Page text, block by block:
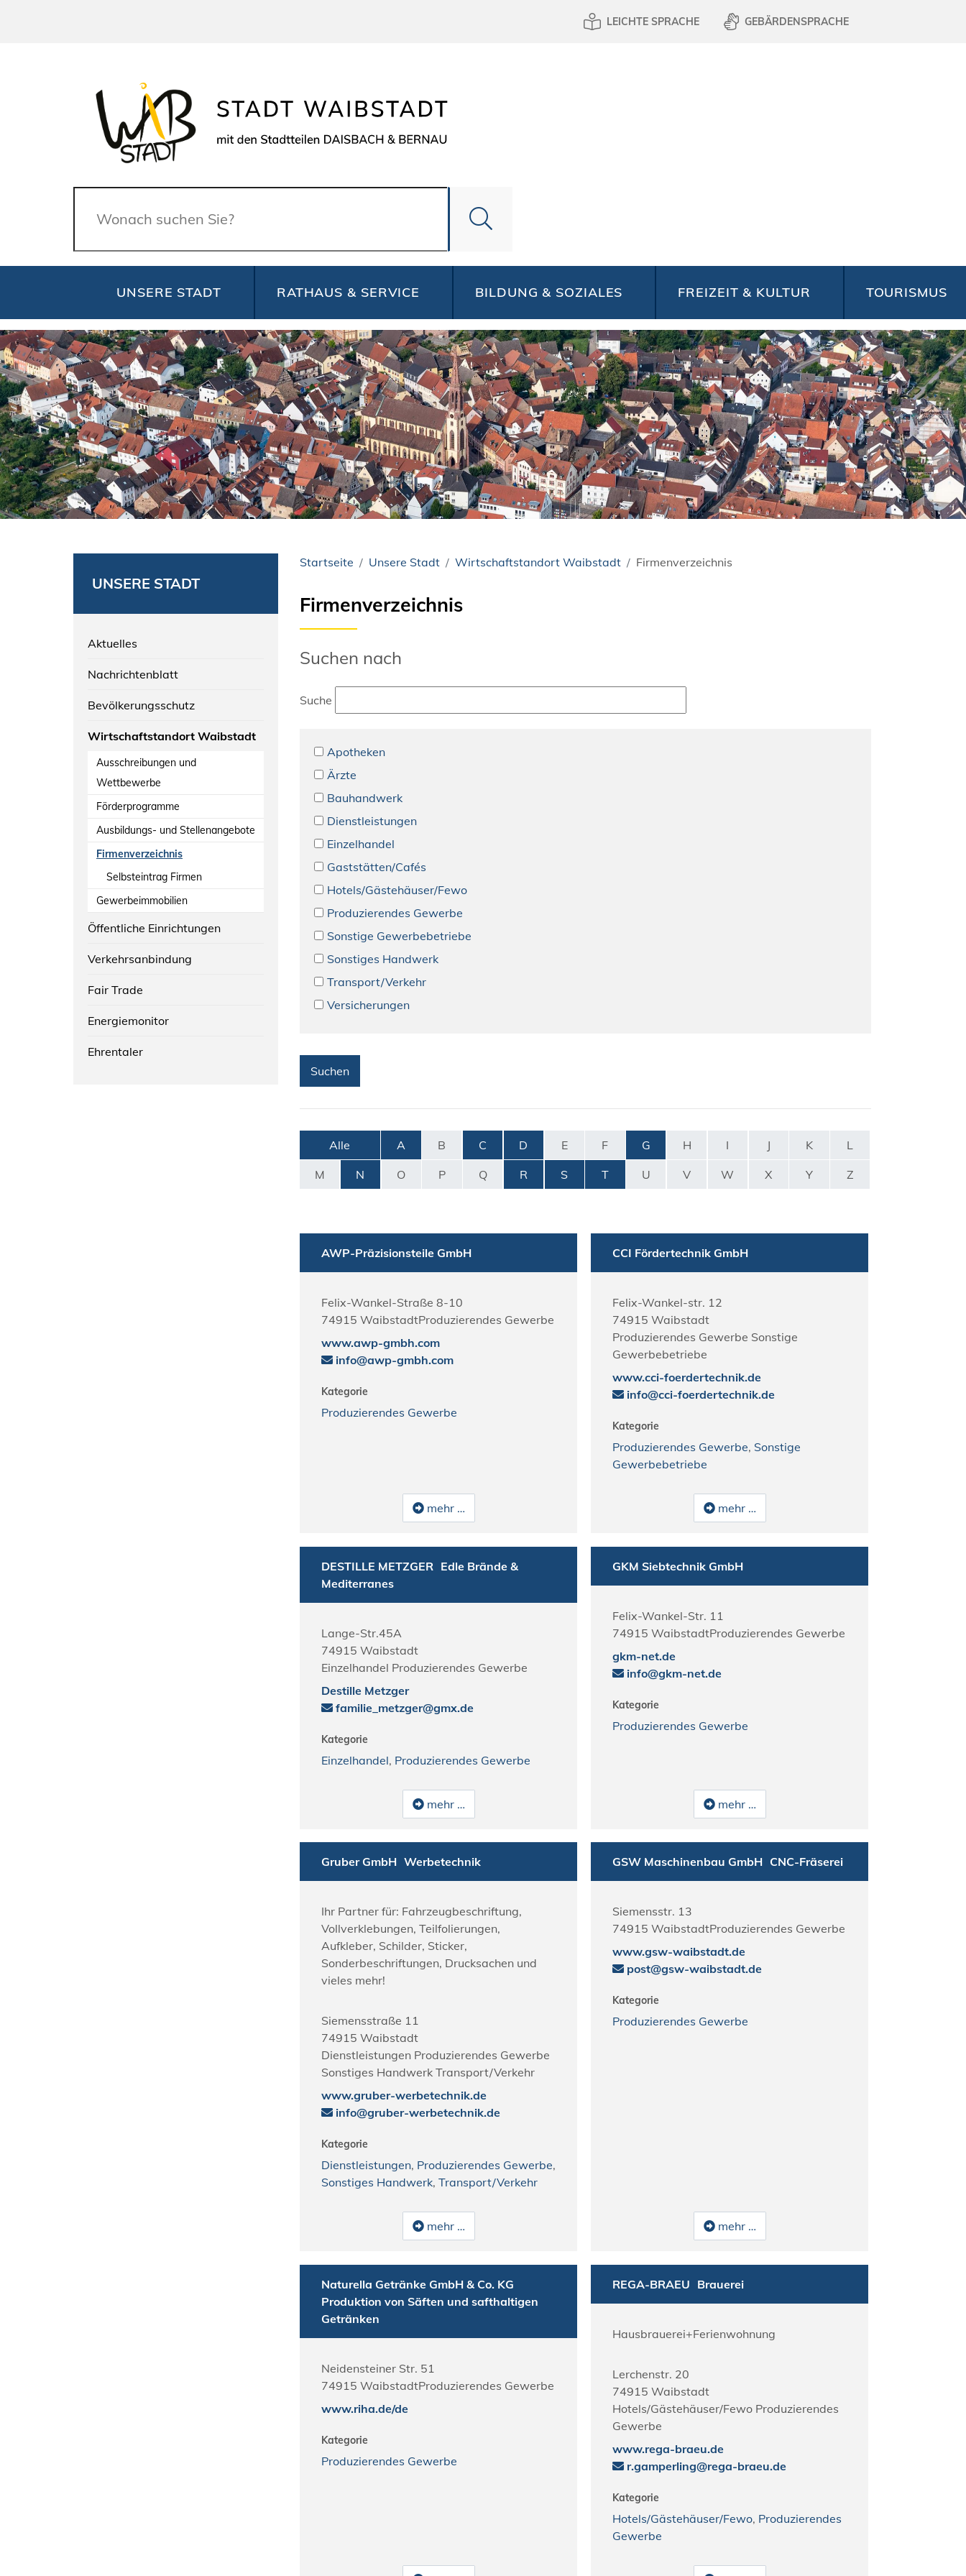
LEICHTE SPRACHE GEBÄRDENSPRACHE
Suche
UNSERE STADT RATHAUS & SERVICE BILDUNG & SOZIALES FREIZEIT & KULTUR TOURISMUS
UNSERE STADT
Aktuelles
Nachrichtenblatt
Bevölkerungsschutz
Wirtschaftstandort Waibstadt
Ausschreibungen und
Wettbewerbe
Förderprogramme
Ausbildungs- und Stellenangebote
Firmenverzeichnis
Selbsteintrag Firmen
Gewerbeimmobilien
Öffentliche Einrichtungen
Verkehrsanbindung
Fair Trade
Energiemonitor
Ehrentaler
Startseite Unsere Stadt Wirtschaftstandort Waibstadt Firmenverzeichnis
Firmenverzeichnis
Suchen nach
Suche
Apotheken
Ärzte
Bauhandwerk
Dienstleistungen
Einzelhandel
Gaststätten/Cafés
Hotels/Gästehäuser/Fewo
Produzierendes Gewerbe
Sonstige Gewerbebetriebe
Sonstiges Handwerk
Transport/Verkehr
Versicherungen
Alle A B C D E F G H I J K L
M N O P Q R S T U V W X Y Z
AWP-Präzisionsteile GmbH
Felix-Wankel-Straße 8-10
74915 WaibstadtProduzierendes Gewerbe
www.awp-gmbh.com
info@awp-gmbh.com
Kategorie
Produzierendes Gewerbe
mehr …
CCI Fördertechnik GmbH
Felix-Wankel-str. 12
74915 Waibstadt
Produzierendes Gewerbe Sonstige
Gewerbebetriebe
www.cci-foerdertechnik.de
info@cci-foerdertechnik.de
Kategorie
Produzierendes Gewerbe, Sonstige
Gewerbebetriebe
mehr …
DESTILLE METZGER Edle Brände &
Mediterranes
Lange-Str.45A
74915 Waibstadt
Einzelhandel Produzierendes Gewerbe
Destille Metzger
familie_metzger@gmx.de
Kategorie
Einzelhandel, Produzierendes Gewerbe
mehr …
GKM Siebtechnik GmbH
Felix-Wankel-Str. 11
74915 WaibstadtProduzierendes Gewerbe
gkm-net.de
info@gkm-net.de
Kategorie
Produzierendes Gewerbe
mehr …
Gruber GmbH Werbetechnik
Siemensstraße 11
74915 Waibstadt
Dienstleistungen Produzierendes Gewerbe
Sonstiges Handwerk Transport/Verkehr
www.gruber-werbetechnik.de
info@gruber-werbetechnik.de
Ihr Partner für: Fahrzeugbeschriftung,
Vollverklebungen, Teilfolierungen,
Aufkleber, Schilder, Sticker,
Sonderbeschriftungen, Drucksachen und
vieles mehr!
Kategorie
Dienstleistungen, Produzierendes Gewerbe,
Sonstiges Handwerk, Transport/Verkehr
mehr …
GSW Maschinenbau GmbH CNC-Fräserei
Siemensstr. 13
74915 WaibstadtProduzierendes Gewerbe
www.gsw-waibstadt.de
post@gsw-waibstadt.de
Kategorie
Produzierendes Gewerbe
mehr …
Naturella Getränke GmbH & Co. KG
Produktion von Säften und safthaltigen
Getränken
Neidensteiner Str. 51
74915 WaibstadtProduzierendes Gewerbe
www.riha.de/de
Kategorie
Produzierendes Gewerbe
REGA-BRAEU Brauerei
Lerchenstr. 20
74915 Waibstadt
Hotels/Gästehäuser/Fewo Produzierendes
Gewerbe
www.rega-braeu.de
r.gamperling@rega-braeu.de
Hausbrauerei+Ferienwohnung
Kategorie
Hotels/Gästehäuser/Fewo, Produzierendes
Gewerbe